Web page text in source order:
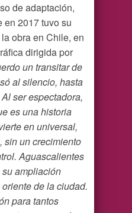
de adaptación,
en 2017 tuvo su
obra en Chile, en
dirigida por
un transitar de
al silencio, hasta
ser espectadora,
es una historia
en universal,
sin un crecimiento
Aguascalientes
ampliación
de la ciudad.
para tantos